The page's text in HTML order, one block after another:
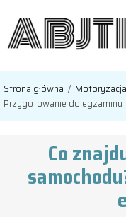
Strona główna / Motoryzacja
Przygotowanie do egzaminu
Co